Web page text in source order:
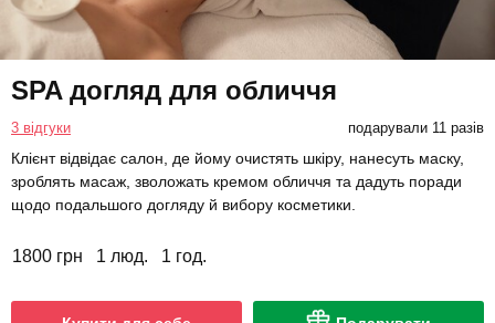
SPA догляд для обличчя
3 відгуки подарували 11 разів
Клієнт відвідає салон, де йому очистять шкіру, нанесуть маску,
зроблять масаж, зволожать кремом обличчя та дадуть поради
щодо подальшого догляду й вибору косметики.
1800 грн 1 люд. 1 год.